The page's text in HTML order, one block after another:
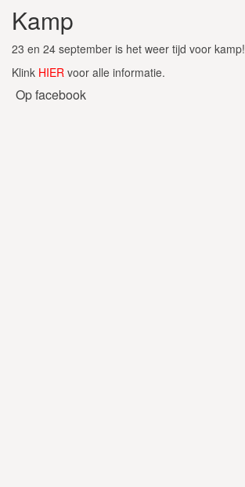
WEBSHOP
SCHRIJF JE NU IN!
CONTACT
Kamp
23 en 24 september is het weer tijd voor kamp!
Klink HIER voor alle informatie.
Op facebook